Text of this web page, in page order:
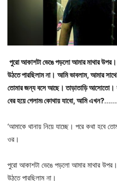
পুরো আকাশটা ভেঙে পড়লো আমার মাথার
উঠতে পারছিলাম না। আমি ভাবলাম, আমার
তোমার জন্য বসে আছে। তাড়াতাড়ি আসোতো।
বের হয়ে গেলাম৷ কোথায় যাবো, আমি এখন?
‘আমাকে থানায় নিয়ে যাচ্ছে। পরে কথা হবে
ওর।
পুরো আকাশটা ভেঙে পড়লো আমার মাথার
উঠতে পারছিলাম না।